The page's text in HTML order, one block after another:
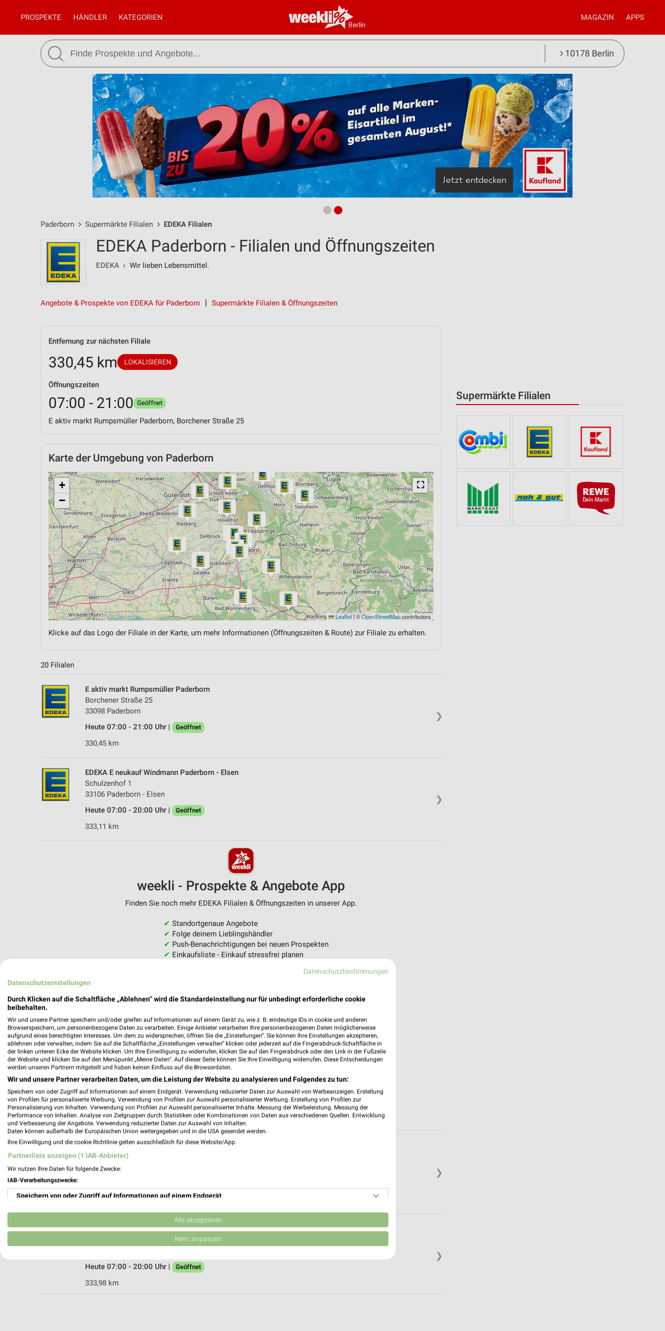
Berlin
PROSPEKTE HÄNDLER KATEGORIEN MAGAZIN APPS
10178 Berlin
Paderborn Supermärkte Filialen EDEKA Filialen
Supermärkte Filialen
EDEKA Paderborn - Filialen und Öffnungszeiten
EDEKA › Wir lieben Lebensmittel.
Angebote & Prospekte von EDEKA für Paderborn Supermärkte Filialen & Öffnungszeiten
Entfernung zur nächsten Filiale
330,45 km LOKALISIEREN
Öffnungszeiten
07:00 - 21:00 Geöffnet
E aktiv markt Rumpsmüller Paderborn, Borchener Straße 25
Karte der Umgebung von Paderborn
⛶
+
−
Leaflet|©OpenStreetMapcontributors
Klicke auf das Logo der Filiale in der Karte, um mehr Informationen (Öffnungszeiten & Route) zur Filiale zu erhalten.
20 Filialen
❯
E aktiv markt Rumpsmüller Paderborn
Borchener Straße 25
33098 Paderborn
Heute 07:00 - 21:00 Uhr |
Geöffnet
330,45 km
❯
EDEKA E neukauf Windmann Paderborn - Elsen
Schulzenhof 1
33106 Paderborn - Elsen
Heute 07:00 - 20:00 Uhr |
Geöffnet
333,11 km
weekli - Prospekte & Angebote App
Finden Sie noch mehr EDEKA Filialen & Öffnungszeiten in unserer App.
✔ Standortgenaue Angebote
✔ Folge deinem Lieblingshändler
✔ Push-Benachrichtigungen bei neuen Prospekten
✔ Einkaufsliste - Einkauf stressfrei planen
Nutze weekli auch mobil – App jetzt laden oder QR-Code scannen.
❯
EDEKA E neukauf Windmann Paderborn - Wewer
Alter Hellweg 30
33106 Paderborn - Wewer
334,52 km
❯
EDEKA Windmann Paderborn - Elsen
Heute 07:00 - 20:00 Uhr |
Geöffnet
333,98 km
Datenschutzbestimmungen
Datenschutzeinstellungen
Durch Klicken auf die Schaltfläche „Ablehnen“ wird die Standardeinstellung nur für unbedingt erforderliche cookie
beibehalten.
Wir und unsere Partner speichern und/oder greifen auf Informationen auf einem Gerät zu, wie z. B. eindeutige IDs in cookie und anderen
Browserspeichern, um personenbezogene Daten zu verarbeiten. Einige Anbieter verarbeiten Ihre personenbezogenen Daten möglicherweise
aufgrund eines berechtigten Interesses. Um dem zu widersprechen, öffnen Sie die „Einstellungen“. Sie können Ihre Einstellungen akzeptieren,
ablehnen oder verwalten, indem Sie auf die Schaltfläche „Einstellungen verwalten“ klicken oder jederzeit auf die Fingerabdruck-Schaltfläche in
der linken unteren Ecke der Website klicken. Um Ihre Einwilligung zu widerrufen, klicken Sie auf den Fingerabdruck oder den Link in der Fußzeile
der Website und klicken Sie auf den Menüpunkt „Meine Daten“. Auf dieser Seite können Sie Ihre Einwilligung widerrufen. Diese Entscheidungen
werden unseren Partnern mitgeteilt und haben keinen Einfluss auf die Browserdaten.
Wir und unsere Partner verarbeiten Daten, um die Leistung der Website zu analysieren und Folgendes zu tun:
Speichern von oder Zugriff auf Informationen auf einem Endgerät. Verwendung reduzierter Daten zur Auswahl von Werbeanzeigen. Erstellung
von Profilen für personalisierte Werbung. Verwendung von Profilen zur Auswahl personalisierter Werbung. Erstellung von Profilen zur
Personalisierung von Inhalten. Verwendung von Profilen zur Auswahl personalisierter Inhalte. Messung der Werbeleistung. Messung der
Performance von Inhalten. Analyse von Zielgruppen durch Statistiken oder Kombinationen von Daten aus verschiedenen Quellen. Entwicklung
und Verbesserung der Angebote. Verwendung reduzierter Daten zur Auswahl von Inhalten.
Daten können außerhalb der Europäischen Union weitergegeben und in die USA gesendet werden.
Ihre Einwilligung und die cookie Richtlinie gelten ausschließlich für diese Website/App.
Partnerliste anzeigen (1 IAB-Anbieter)
Wir nutzen Ihre Daten für folgende Zwecke:
IAB-Verarbeitungszwecke:
Speichern von oder Zugriff auf Informationen auf einem Endgerät
Verwendung reduzierter Daten zur Auswahl von Werbeanzeigen
Erstellung von Profilen für personalisierte Werbung
Alle akzeptieren
Nein, anpassen